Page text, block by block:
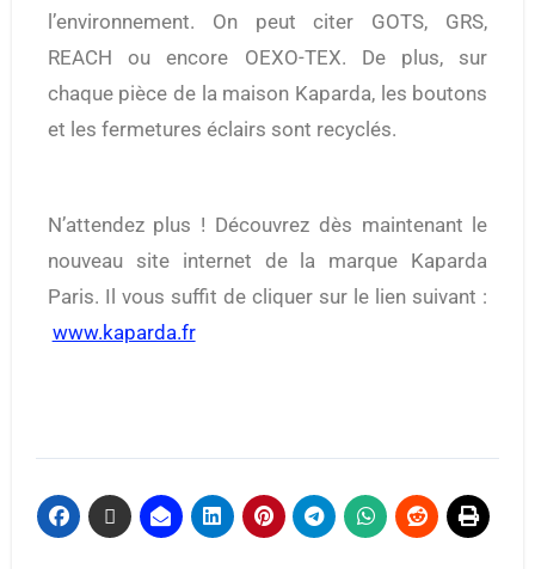
l’environnement. On peut citer GOTS, GRS,
REACH ou encore OEXO-TEX. De plus, sur
chaque pièce de la maison Kaparda, les boutons
et les fermetures éclairs sont recyclés.
N’attendez plus ! Découvrez dès maintenant le
nouveau site internet de la marque Kaparda
Paris. Il vous suffit de cliquer sur le lien suivant :
www.kaparda.fr